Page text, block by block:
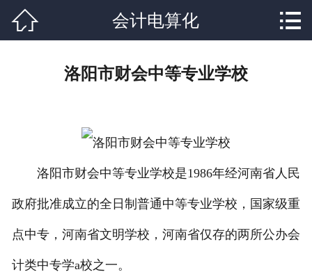
辅导资料
 会计电算化 
洛阳市财会中等专业学校
洛阳市财会中等专业学校是1986年经河南省人民
政府批准成立的全日制普通中等专业学校，国家级重
点中专，河南省文明学校，河南省仅存的两所公办会
计类中专学a校之一。